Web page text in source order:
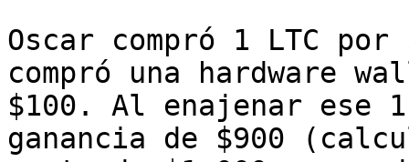
Oscar compró 1 LTC
compró una hardware
$100. Al enajenar ese
ganancia de $900